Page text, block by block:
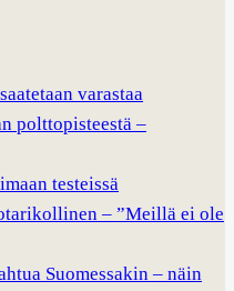
varastaa
polttopisteestä –
testeissä
– ”Meillä ei ole
Suomessakin – näin